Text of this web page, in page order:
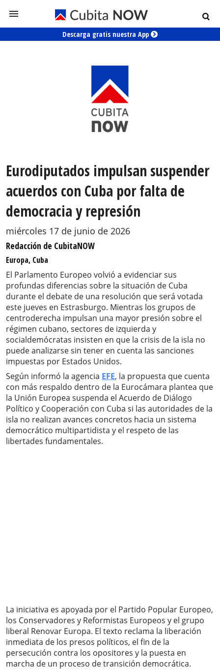
Descarga gratis nuestra App
Eurodiputados impulsan suspender
acuerdos con Cuba por falta de
democracia y represión
miércoles 17 de junio de 2026
Redacción de CubitaNOW
Europa, Cuba
El Parlamento Europeo volvió a evidenciar sus
profundas diferencias sobre la situación de Cuba
durante el debate de una resolución que será votada
este jueves en Estrasburgo. Mientras los grupos de
centroderecha impulsan una mayor presión sobre el
régimen cubano, sectores de izquierda y
socialdemócratas insisten en que la crisis de la isla no
puede analizarse sin tener en cuenta las sanciones
impuestas por Estados Unidos.
Según informó la agencia EFE, la propuesta que cuenta
con más respaldo dentro de la Eurocámara plantea que
la Unión Europea suspenda el Acuerdo de Diálogo
Político y Cooperación con Cuba si las autoridades de la
isla no realizan avances concretos hacia un sistema
democrático multipartidista y el respeto de las
libertades fundamentales.
La iniciativa es apoyada por el Partido Popular Europeo,
los Conservadores y Reformistas Europeos y el grupo
liberal Renovar Europa. El texto reclama la liberación
inmediata de los presos políticos, el fin de la
persecución contra los opositores y la puesta en
marcha de un proceso de transición democrática.